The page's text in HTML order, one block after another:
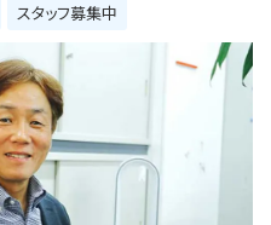
スタッフ募集中